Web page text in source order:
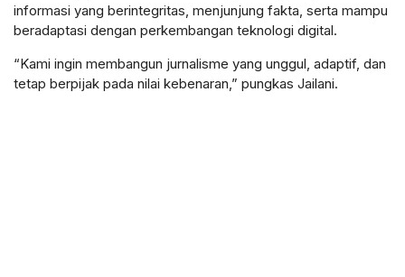
informasi yang berintegritas, menjunjung fakta, serta mampu
beradaptasi dengan perkembangan teknologi digital.
“Kami ingin membangun jurnalisme yang unggul, adaptif, dan
tetap berpijak pada nilai kebenaran,” pungkas Jailani.